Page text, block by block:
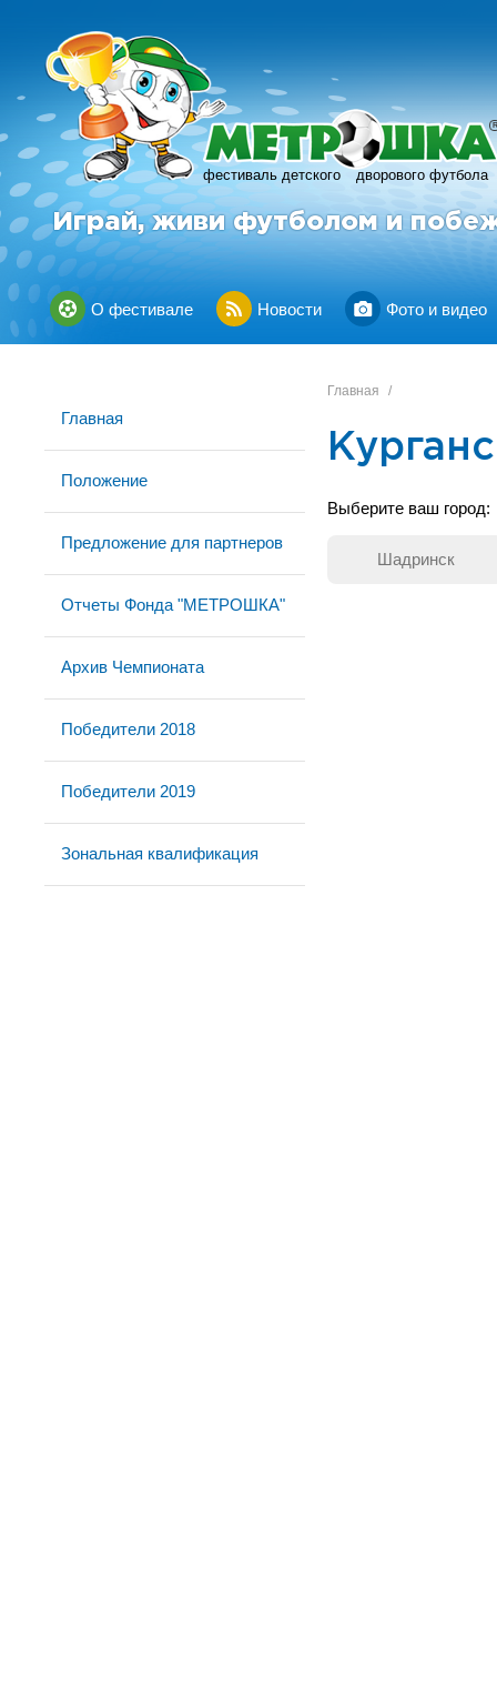
фестиваль детского дворового футбола
R
Играй, живи футболом и
О фестивале Новости Фото и видео
Главная
Положение
Предложение для партнеров
Отчеты Фонда "МЕТРОШКА"
Архив Чемпионата
Победители 2018
Победители 2019
Зональная квалификация
Главная /
Выберите ваш город:
Шадринск